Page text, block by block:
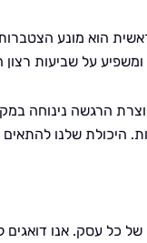
הוא מונע
על שביעות
הרגשה נינוחה
היכולת שלנו להתאים
של כל עסק. אנו